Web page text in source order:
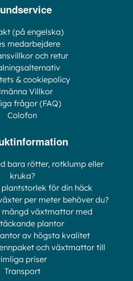
(på engelska)
medarbejdere
och retur
& cookiepolicy
Villkor
frågor (FAQ)
Colofon
bara rötter, rotklump eller
kruka?
för din häck
per meter behöver du?
växtmattor med
plantor
av högsta kvalitet
och växtmattor till
priser
Transport